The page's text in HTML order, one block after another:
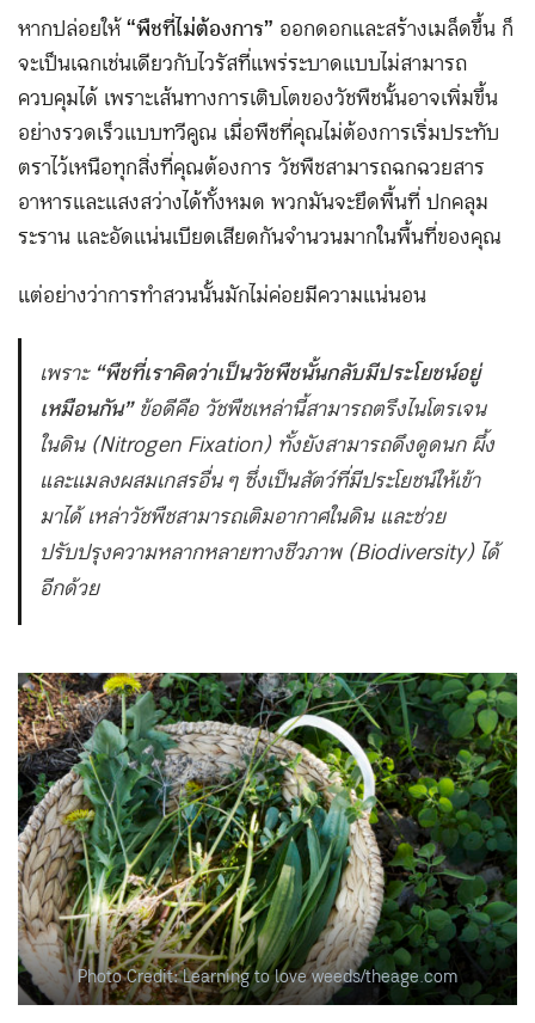
หากปล่อยให้“พืชที่ไม่ต้องการ” ออกดอกและสร้างเมล็ดขึ้น ก็
จะเป็นเฉกเช่นเดียวกับไวรัสที่แพร่ระบาดแบบไม่สามารถ
ควบคุมได้ เพราะเส้นทางการเติบโตของวัชพืชนั้นอาจเพิ่มขึ้น
อย่างรวดเร็วแบบทวีคูณ เมื่อพืชที่คุณไม่ต้องการเริ่มประทับ
ตราไว้เหนือทุกสิ่งที่คุณต้องการ วัชพืชสามารถฉกฉวยสาร
อาหารและแสงสว่างได้ทั้งหมด พวกมันจะยึดพื้นที่ ปกคลุม
ระราน และอัดแน่นเบียดเสียดกันจำนวนมากในพื้นที่ของคุณ
แต่อย่างว่าการทำสวนนั้นมักไม่ค่อยมีความแน่นอน
เพราะ“พืชที่เราคิดว่าเป็นวัชพืชนั้นกลับมีประโยชน์อยู่
เหมือนกัน”ข้อดีคือ วัชพืชเหล่านี้สามารถตรึงไนโตรเจน
ในดิน (Nitrogen Fixation) ทั้งยังสามารถดึงดูดนก ผึ้ง
และแมลงผสมเกสรอื่น ๆ ซึ่งเป็นสัตว์ที่มีประโยชน์ให้เข้า
มาได้ เหล่าวัชพืชสามารถเติมอากาศในดิน และช่วย
ปรับปรุงความหลากหลายทางชีวภาพ (Biodiversity) ได้
อีกด้วย
Photo Credit: Learning to love weeds/theage.com